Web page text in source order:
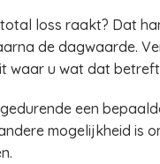
loss raakt? Dat
de dagwaarde.
waar u wat dat
een
mogelijkheid is